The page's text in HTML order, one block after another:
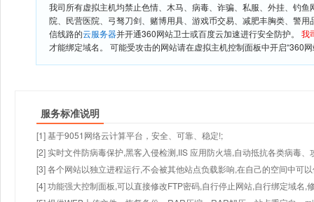
我司所有虚拟主机均禁止色情、木马、病毒、诈骗、私服、外挂、钓
院、民营医院、弓驽刀剑、赌博用具、游戏币交易、减肥丰胸类、警
信线路的云服务器并开通360网站卫士或百度云加速进行安全防护。 我
才能绑定域名。 可能受攻击的网站请在虚拟主机控制面板中开启“360
服务标准说明
[1] 基于9051网络云计算平台，安全、可靠、稳定!;
[2] 实时文件防病毒保护,黑客入侵检测,IIS 应用防火墙,自动抵抗各类病毒、
[3] 各个网站以独立进程运行,不会被其他站点负载影响,在自己的空间中可
[4] 功能强大控制面板,可以直接修改FTP密码,自行停止网站,自行绑定域名,